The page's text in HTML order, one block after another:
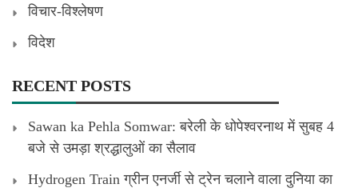
विचार-विश्लेषण
विदेश
RECENT POSTS
Sawan ka Pehla Somwar: बरेली के धोपेश्वरनाथ में सुबह 4
बजे से उमड़ा श्रद्धालुओं का सैलाव
Hydrogen Train ग्रीन एनर्जी से ट्रेन चलाने वाला दुनिया का